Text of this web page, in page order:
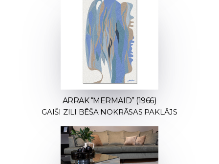
ARRAK “MERMAID” (1966)
GAIŠI ZILI BĒŠA NOKRĀSAS PAKLĀJS